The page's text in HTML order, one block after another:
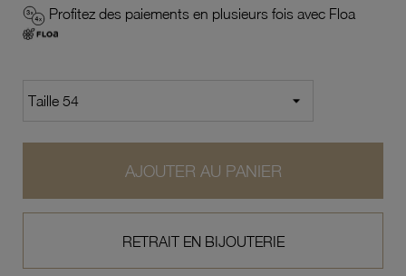
Profitez des paiements en plusieurs fois avec Floa
AJOUTER AU PANIER
RETRAIT EN BIJOUTERIE